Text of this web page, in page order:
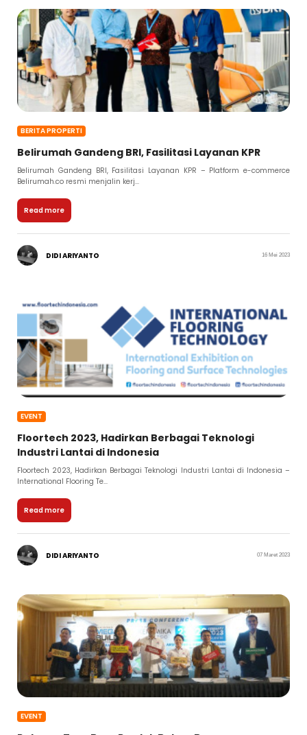
BERITA PROPERTI
Belirumah Gandeng BRI, Fasilitasi Layanan KPR
Belirumah Gandeng BRI, Fasilitasi Layanan KPR – Platform e-commerce
Belirumah.co resmi menjalin kerj...
Read more
DIDI ARIYANTO 16 Mei 2023
EVENT
Floortech 2023, Hadirkan Berbagai Teknologi
Industri Lantai di Indonesia
Floortech 2023, Hadirkan Berbagai Teknologi Industri Lantai di Indonesia –
International Flooring Te...
Read more
DIDI ARIYANTO 07 Maret 2023
EVENT